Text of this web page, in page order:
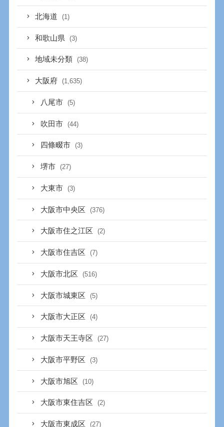
北海道 (1)
和歌山県 (3)
地域未分類 (38)
大阪府 (1,635)
八尾市 (5)
吹田市 (44)
四條畷市 (3)
堺市 (27)
大東市 (3)
大阪市中央区 (376)
大阪市住之江区 (2)
大阪市住吉区 (7)
大阪市北区 (516)
大阪市城東区 (5)
大阪市大正区 (4)
大阪市天王寺区 (27)
大阪市平野区 (3)
大阪市旭区 (10)
大阪市東住吉区 (2)
大阪市東成区 (27)